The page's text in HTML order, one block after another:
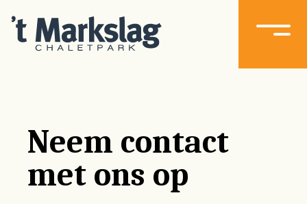
Neem contact
met ons op